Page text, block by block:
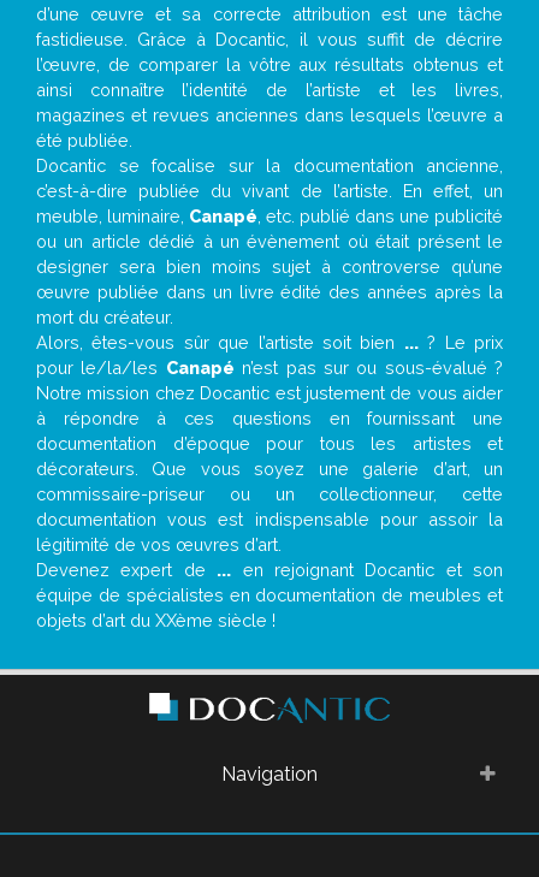
d’une œuvre et sa correcte attribution est une tâche
fastidieuse. Grâce à Docantic, il vous suffit de décrire
l’œuvre, de comparer la vôtre aux résultats obtenus et
ainsi connaître l’identité de l’artiste et les livres,
magazines et revues anciennes dans lesquels l’œuvre a
été publiée.
Docantic se focalise sur la documentation ancienne,
c’est-à-dire publiée du vivant de l’artiste. En effet, un
meuble, luminaire, Canapé , etc. publié dans une publicité
ou un article dédié à un évènement où était présent le
designer sera bien moins sujet à controverse qu’une
œuvre publiée dans un livre édité des années après la
mort du créateur.
Alors, êtes-vous sûr que l’artiste soit bien ...? Le prix
pour le/la/les Canapé n’est pas sur ou sous-évalué ?
Notre mission chez Docantic est justement de vous aider
à répondre à ces questions en fournissant une
documentation d’époque pour tous les artistes et
décorateurs. Que vous soyez une galerie d’art, un
commissaire-priseur ou un collectionneur, cette
documentation vous est indispensable pour assoir la
légitimité de vos œuvres d’art.
Devenez expert de ... en rejoignant Docantic et son
équipe de spécialistes en documentation de meubles et
objets d’art du XXème siècle !
Navigation